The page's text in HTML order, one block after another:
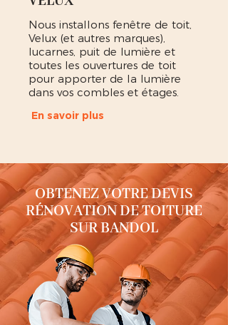
Nous installons fenêtre de toit,
Velux (et autres marques),
lucarnes, puit de lumière et
toutes les ouvertures de toit
pour apporter de la lumière
dans vos combles et étages.
En savoir plus
OBTENEZ VOTRE DEVIS
RÉNOVATION DE TOITURE
SUR BANDOL